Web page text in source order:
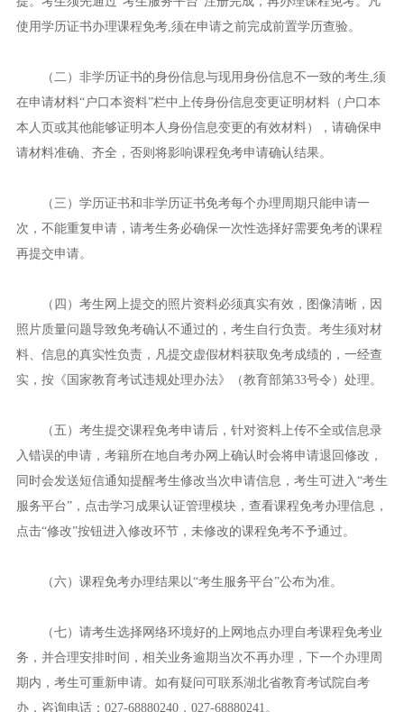
使用学历证书办理课程免考,须在申请之前完成前置学历查验。
（二）非学历证书的身份信息与现用身份信息不一致的考生,须
在申请材料“户口本资料”栏中上传身份信息变更证明材料（户口本
本人页或其他能够证明本人身份信息变更的有效材料），请确保申
请材料准确、齐全，否则将影响课程免考申请确认结果。
（三）学历证书和非学历证书免考每个办理周期只能申请一
次，不能重复申请，请考生务必确保一次性选择好需要免考的课程
再提交申请。
（四）考生网上提交的照片资料必须真实有效，图像清晰，因
照片质量问题导致免考确认不通过的，考生自行负责。考生须对材
料、信息的真实性负责，凡提交虚假材料获取免考成绩的，一经查
实，按《国家教育考试违规处理办法》（教育部第33号令）处理。
（五）考生提交课程免考申请后，针对资料上传不全或信息录
入错误的申请，考籍所在地自考办网上确认时会将申请退回修改，
同时会发送短信通知提醒考生修改当次申请信息，考生可进入“考生
服务平台”，点击学习成果认证管理模块，查看课程免考办理信息，
点击“修改”按钮进入修改环节，未修改的课程免考不予通过。
（六）课程免考办理结果以“考生服务平台”公布为准。
（七）请考生选择网络环境好的上网地点办理自考课程免考业
务，并合理安排时间，相关业务逾期当次不再办理，下一个办理周
期内，考生可重新申请。如有疑问可联系湖北省教育考试院自考
办，咨询电话：027-68880240，027-68880241。